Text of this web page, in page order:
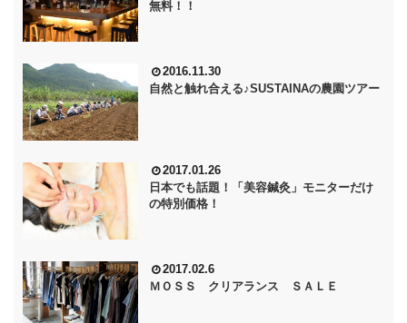
無料！！
2016.11.30
自然と触れ合える♪SUSTAINAの農園ツアー
2017.01.26
日本でも話題！「美容鍼灸」モニターだけ
の特別価格！
2017.02.6
ＭＯＳＳ クリアランス ＳＡＬＥ